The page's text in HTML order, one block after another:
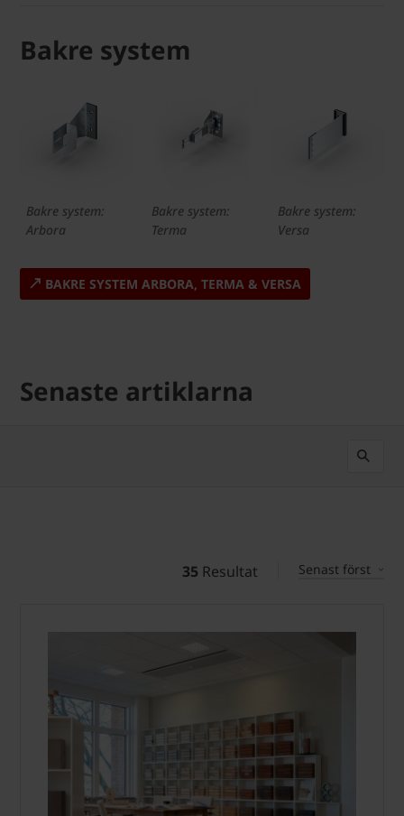
Bakre system
Bakre system:
Arbora
Bakre system:
Terma
Bakre system:
Versa
BAKRE SYSTEM ARBORA, TERMA & VERSA
Senaste artiklarna
35 Resultat Senast först